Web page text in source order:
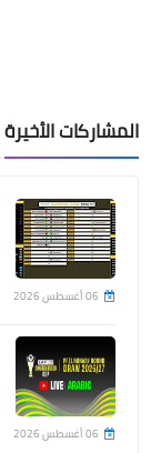
المشاركات الأخيرة
06 أغسطس 2026
06 أغسطس 2026